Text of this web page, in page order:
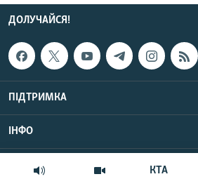
КТА
ДОЛУЧАЙСЯ!
ПІДТРИМКА
ІНФО
© Крим.Реалії, 2026 |